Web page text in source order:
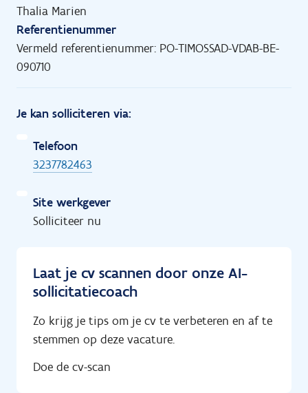
Thalia Marien
Referentienummer
Vermeld referentienummer: PO-TIMOSSAD-VDAB-BE-
090710
Je kan solliciteren via:
Telefoon
3237782463
Site werkgever
Solliciteer nu
Laat je cv scannen door onze AI-
sollicitatiecoach
Zo krijg je tips om je cv te verbeteren en af te
stemmen op deze vacature.
Doe de cv-scan